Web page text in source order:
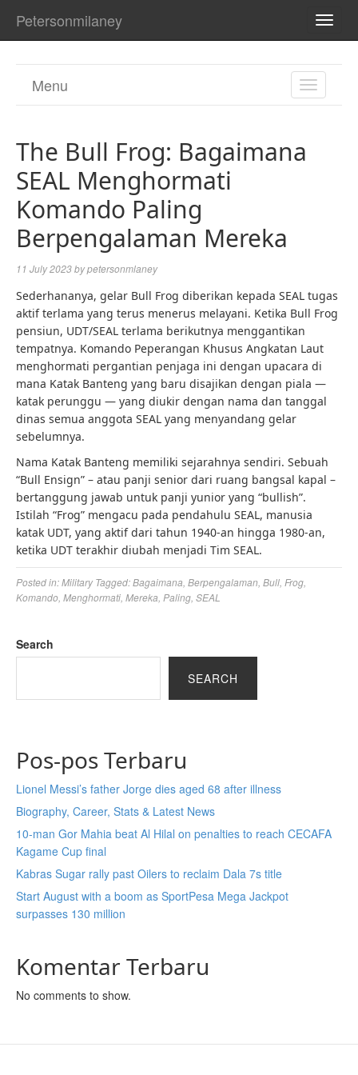
Petersonmilaney
TOGGLE
Menu
The Bull Frog: Bagaimana
SEAL Menghormati
Komando Paling
Berpengalaman Mereka
11 July 2023bypetersonmlaney
Sederhananya, gelar Bull Frog diberikan kepada SEAL tugas
aktif terlama yang terus menerus melayani. Ketika Bull Frog
pensiun, UDT/SEAL terlama berikutnya menggantikan
tempatnya. Komando Peperangan Khusus Angkatan Laut
menghormati pergantian penjaga ini dengan upacara di
mana Katak Banteng yang baru disajikan dengan piala —
katak perunggu — yang diukir dengan nama dan tanggal
dinas semua anggota SEAL yang menyandang gelar
sebelumnya.
Nama Katak Banteng memiliki sejarahnya sendiri. Sebuah
“Bull Ensign” – atau panji senior dari ruang bangsal kapal –
bertanggung jawab untuk panji yunior yang “bullish”.
Istilah “Frog” mengacu pada pendahulu SEAL, manusia
katak UDT, yang aktif dari tahun 1940-an hingga 1980-an,
ketika UDT terakhir diubah menjadi Tim SEAL.
Posted in:Military Tagged:Bagaimana Berpengalaman Bull Frog
Komando Menghormati Mereka Paling SEAL
Search
SEARCH
Pos-pos Terbaru
Lionel Messi’s father Jorge dies aged 68 after illness
Biography, Career, Stats & Latest News
10-man Gor Mahia beat Al Hilal on penalties to reach CECAFA
Kagame Cup final
Kabras Sugar rally past Oilers to reclaim Dala 7s title
Start August with a boom as SportPesa Mega Jackpot
surpasses 130 million
Komentar Terbaru
No comments to show.